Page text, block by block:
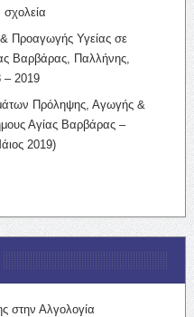
Προαγωγής Υγείας σε
Βαρβάρας, Παλλήνης,
– 2019
Πρόληψης, Αγωγής &
Αγίας Βαρβάρας –
2019)
στην Αλγολογία